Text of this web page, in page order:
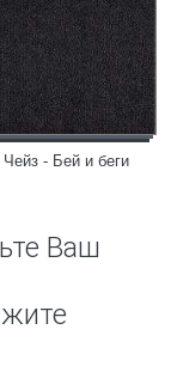
- Бей и беги
Ваш